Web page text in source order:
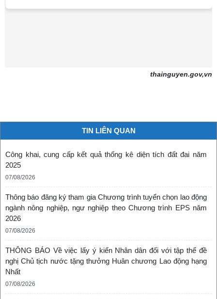
thainguyen.gov,vn
TIN LIÊN QUAN
Công khai, cung cấp kết quả thống kê diện tích đất đai năm
2025
07/08/2026
Thông báo đăng ký tham gia Chương trình tuyển chọn lao động
ngành nông nghiệp, ngư nghiệp theo Chương trình EPS năm
2026
07/08/2026
THÔNG BÁO Về việc lấy ý kiến Nhân dân đối với tập thể đề
nghị Chủ tịch nước tặng thưởng Huân chương Lao động hạng
Nhất
07/08/2026